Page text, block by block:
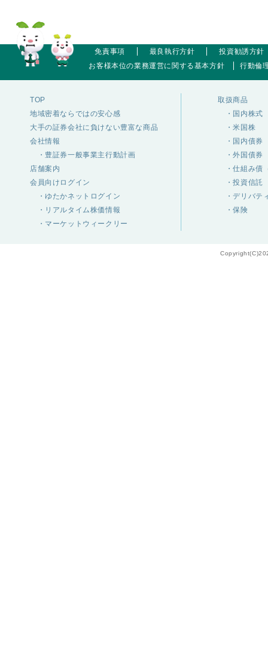
免責事項 最良執行方針
投資勧誘方針
お客様本位の業務運営に関する基本方針
行動倫
TOP
地域密着ならではの安心感
大手の証券会社に負けない豊富な商品
会社情報
・豊証券一般事業主行動計画
店舗案内
会員向けログイン
・ゆたかネットログイン
・リアルタイム株価情報
・マーケットウィークリー
取扱商品
・国内株式
・米国株
・国内債券
・外国債券
・仕組み債
・投資信託
・デリバテ
・保険